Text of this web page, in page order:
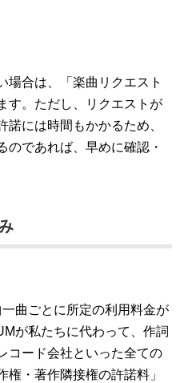
場合は、「楽曲リクエスト
す。ただし、リクエストが
には時間もかかるため、
のであれば、早めに確認・
曲ごとに所定の利用料金が
が私たちに代わって、作詞
コード会社といった全ての
・著作隣接権の許諾料」